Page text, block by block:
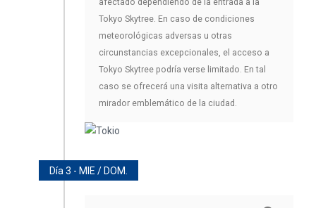
Tokyo Skytree. En caso de condiciones
meteorológicas adversas u otras
circunstancias excepcionales, el acceso a
Tokyo Skytree podría verse limitado. En tal
caso se ofrecerá una visita alternativa a otro
mirador emblemático de la ciudad.
Día 3 - MIE / DOM.